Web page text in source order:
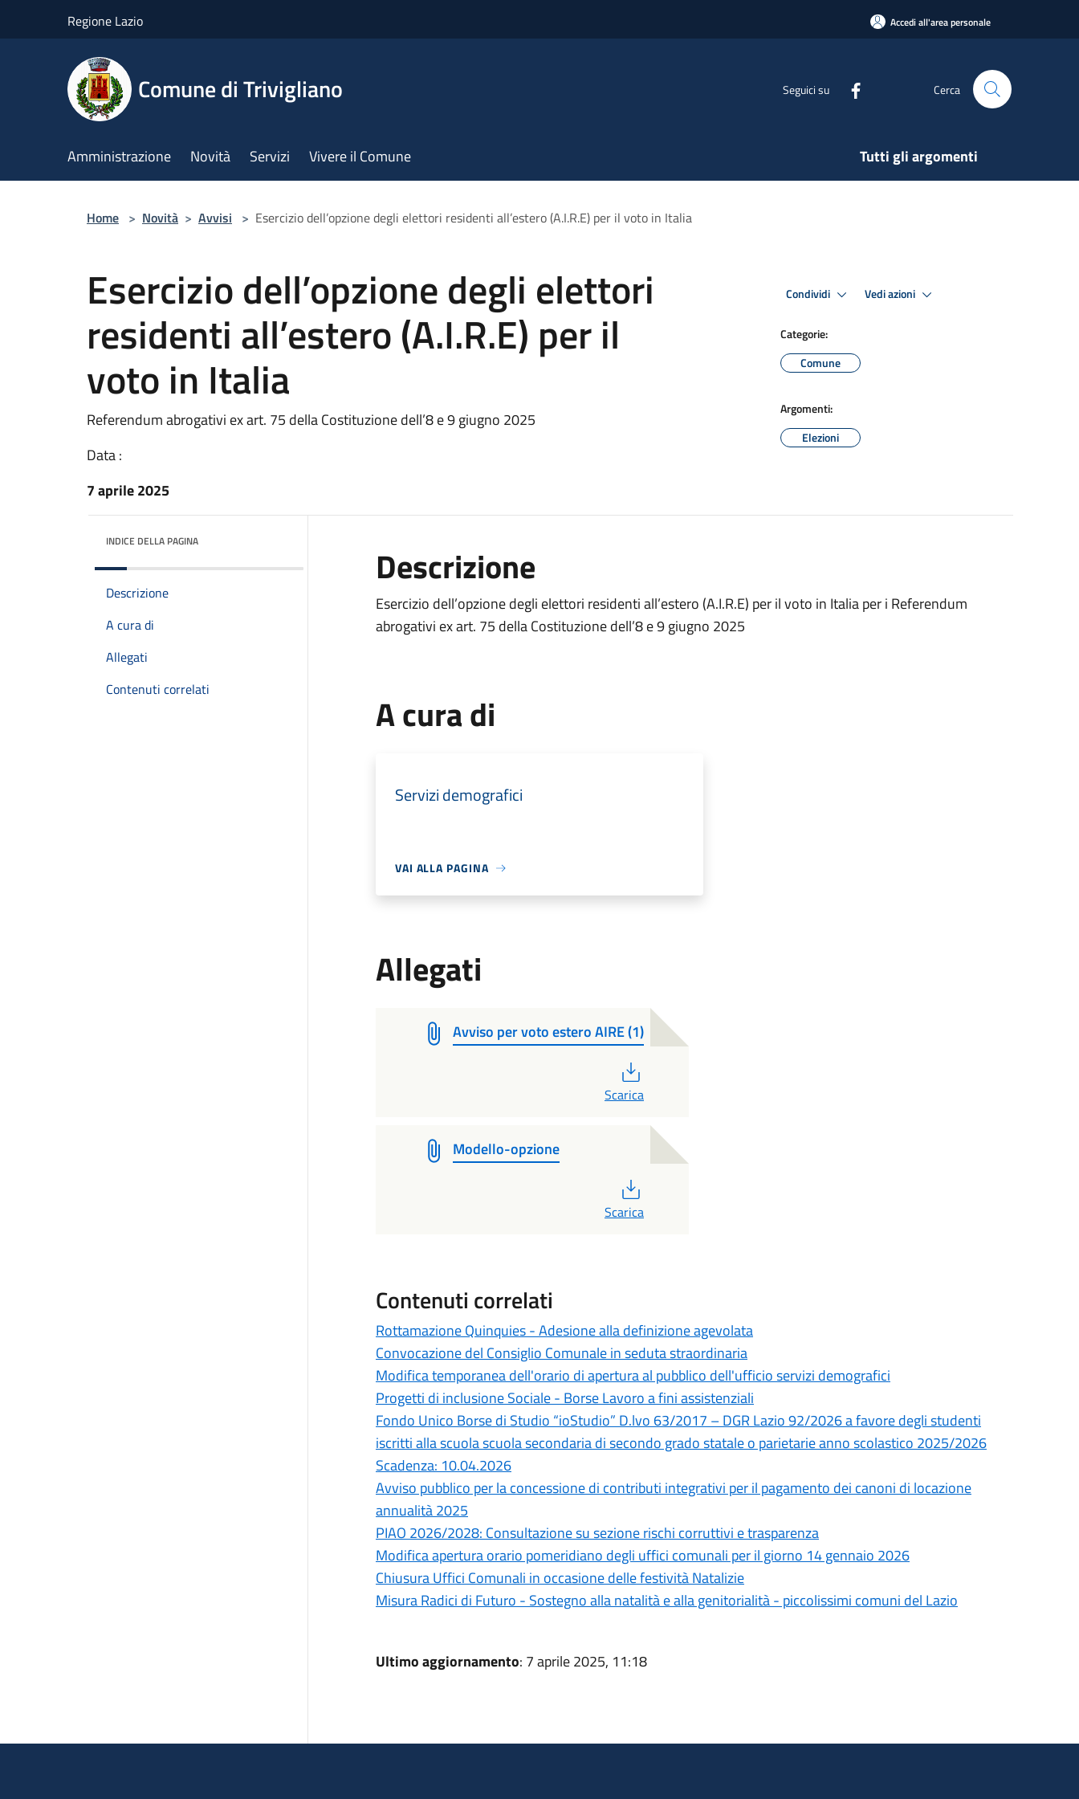
Regione Lazio Accedi all'area personale
Comune di Trivigliano Seguici su Cerca
Amministrazione Novità Servizi Vivere il Comune Tutti gli argomenti
Home > Novità > Avvisi > Esercizio dell’opzione degli elettori residenti all’estero (A.I.R.E) per il voto in Italia
Esercizio dell’opzione degli elettori
residenti all’estero (A.I.R.E) per il
voto in Italia
Referendum abrogativi ex art. 75 della Costituzione dell’8 e 9 giugno 2025
Data :
7 aprile 2025
Condividi Vedi azioni
Categorie:
Comune
Argomenti:
Elezioni
INDICE DELLA PAGINA
Descrizione
A cura di
Allegati
Contenuti correlati
Descrizione
Esercizio dell’opzione degli elettori residenti all’estero (A.I.R.E) per il voto in Italia per i Referendum
abrogativi ex art. 75 della Costituzione dell’8 e 9 giugno 2025
A cura di
Servizi demografici
VAI ALLA PAGINA
Allegati
Avviso per voto estero AIRE (1)
Scarica
Modello-opzione
Scarica
Contenuti correlati
Rottamazione Quinquies - Adesione alla definizione agevolata
Convocazione del Consiglio Comunale in seduta straordinaria
Modifica temporanea dell'orario di apertura al pubblico dell'ufficio servizi demografici
Progetti di inclusione Sociale - Borse Lavoro a fini assistenziali
Fondo Unico Borse di Studio “ioStudio” D.lvo 63/2017 – DGR Lazio 92/2026 a favore degli studenti
iscritti alla scuola scuola secondaria di secondo grado statale o parietarie anno scolastico 2025/2026
Scadenza: 10.04.2026
Avviso pubblico per la concessione di contributi integrativi per il pagamento dei canoni di locazione
annualità 2025
PIAO 2026/2028: Consultazione su sezione rischi corruttivi e trasparenza
Modifica apertura orario pomeridiano degli uffici comunali per il giorno 14 gennaio 2026
Chiusura Uffici Comunali in occasione delle festività Natalizie
Misura Radici di Futuro - Sostegno alla natalità e alla genitorialità - piccolissimi comuni del Lazio
Ultimo aggiornamento: 7 aprile 2025, 11:18